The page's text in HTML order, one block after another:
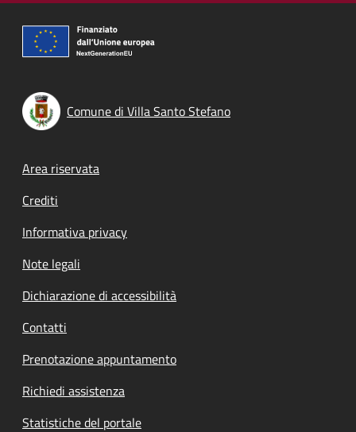
Comune di Villa Santo Stefano
Footer menu
Area riservata
Crediti
Informativa privacy
Note legali
Dichiarazione di accessibilità
Contatti
Prenotazione appuntamento
Richiedi assistenza
Statistiche del portale